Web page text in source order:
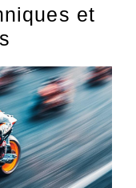
et